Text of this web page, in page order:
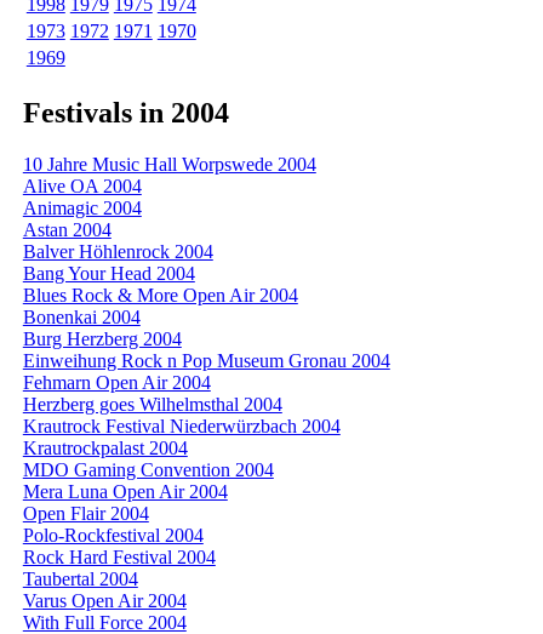
1973 1972 1971 1970
1969
Festivals in 2004
10 Jahre Music Hall Worpswede 2004
Alive OA 2004
Animagic 2004
Astan 2004
Balver Höhlenrock 2004
Bang Your Head 2004
Blues Rock & More Open Air 2004
Bonenkai 2004
Burg Herzberg 2004
Einweihung Rock n Pop Museum Gronau 2004
Fehmarn Open Air 2004
Herzberg goes Wilhelmsthal 2004
Krautrock Festival Niederwürzbach 2004
Krautrockpalast 2004
MDO Gaming Convention 2004
Mera Luna Open Air 2004
Open Flair 2004
Polo-Rockfestival 2004
Rock Hard Festival 2004
Taubertal 2004
Varus Open Air 2004
With Full Force 2004